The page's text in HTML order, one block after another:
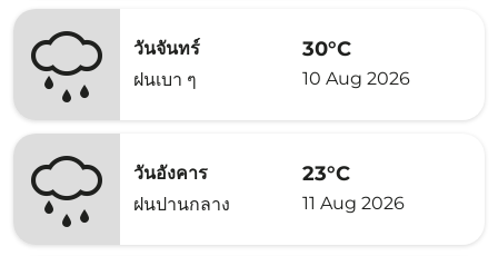
วันจันทร์
ฝนเบา ๆ
30°C
10 Aug 2026
วันอังคาร
ฝนปานกลาง
23°C
11 Aug 2026